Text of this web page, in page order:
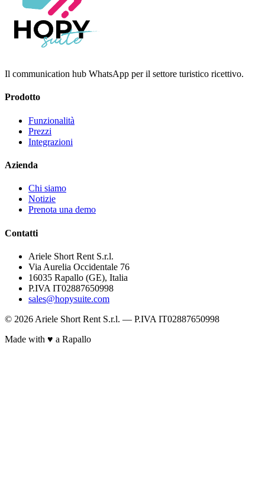
Il communication hub WhatsApp per il settore turistico ricettivo.
Prodotto
Funzionalità
Prezzi
Integrazioni
Azienda
Chi siamo
Notizie
Prenota una demo
Contatti
Ariele Short Rent S.r.l.
Via Aurelia Occidentale 76
16035 Rapallo (GE), Italia
P.IVA IT02887650998
sales@hopysuite.com
© 2026 Ariele Short Rent S.r.l. — P.IVA IT02887650998
Made with ♥ a Rapallo